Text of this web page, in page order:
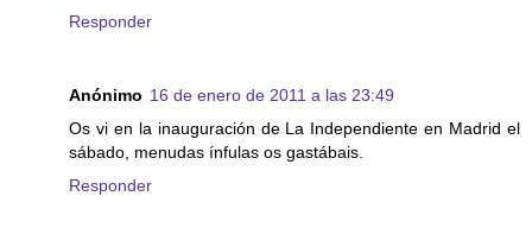
Responder
Anónimo 16 de enero de 2011 a las 23:49
Os vi en la inauguración de La Independiente en Madrid el
sábado, menudas ínfulas os gastábais.
Responder